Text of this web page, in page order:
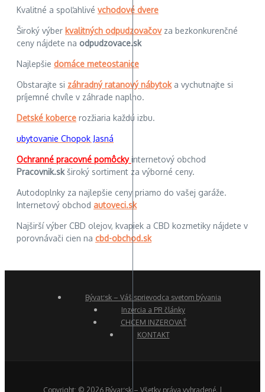
Kvalitné a spoľahlivé vchodové dvere
Široký výber kvalitných odpudzovačovza bezkonkurenčné
ceny nájdete na odpudzovace.sk
Najlepšie domáce meteostanice
Obstarajte si záhradný ratanový nábytoka vychutnajte si
príjemné chvíle v záhrade naplno.
Detské koberce rozžiaria každú izbu.
ubytovanie Chopok Jasná
Ochranné pracovné pomôckyinternetový obchod
Pracovnik.skširoký sortiment za výborné ceny.
Autodoplnky za najlepšie ceny priamo do vašej garáže.
Internetový obchod autoveci.sk
Najširší výber CBD olejov, kvapiek a CBD kozmetiky nájdete v
porovnávači cien na cbd-obchod.sk
Bývať.sk – Váš sprievodca svetom bývania
Inzercia a PR články
CHCEM INZEROVAŤ
KONTAKT
Copyright: © 2026 Bývať.sk – Všetky práva vyhradené. |